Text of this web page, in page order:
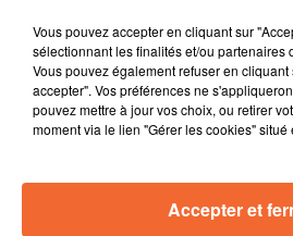
expo bressuiraise.
Les communes de Moulins et du
mauléonnais ont inauguré en ce
travaux réalisés dans leurs
Coup de projecteur sur le
Cholet Basket - Le Portel en
Vous pouvez accepter en cliquant sur
sélectionnant les finalités et/ou partenaires
Vous pouvez également refuser en
accepter". Vos préférences ne
pouvez mettre à jour vos choix, ou retirer
moment via le lien "Gérer les cookies"
Accepter et